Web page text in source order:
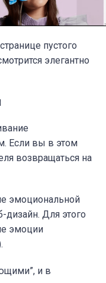
пустого
элегантно
Если вы в этом
возвращаться на
эмоциональной
дизайн. Для этого
эмоции
и в